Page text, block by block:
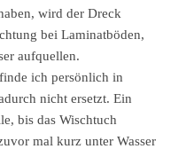
wird der Dreck
bei Laminatböden,
aufquellen.
ich persönlich in
nicht ersetzt. Ein
bis das Wischtuch
mal kurz unter Wasser